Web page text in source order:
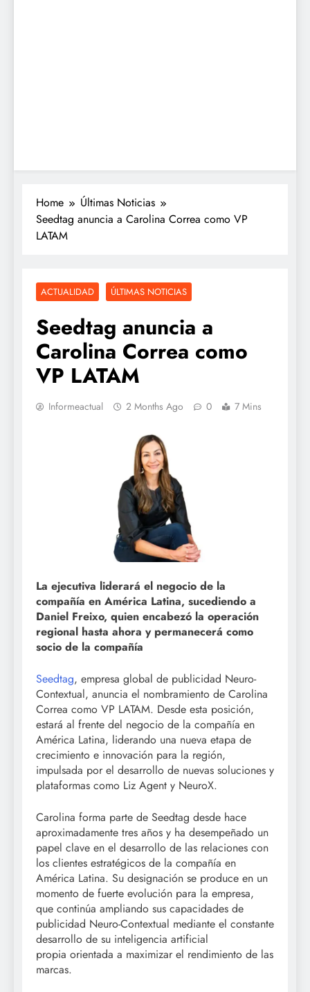
Home
Últimas Noticias
Seedtag anuncia a Carolina Correa como VP
LATAM
ACTUALIDAD ÚLTIMAS NOTICIAS
Seedtag anuncia a
Carolina Correa como
VP LATAM
Informeactual 2 Months Ago 0 7 Mins
La ejecutiva liderará el negocio de la
compañía en América Latina, sucediendo a
Daniel Freixo, quien encabezó la operación
regional hasta ahora y permanecerá como
socio de la compañía
Seedtag, empresa global de publicidad Neuro-
Contextual, anuncia el nombramiento de Carolina
Correa como VP LATAM. Desde esta posición,
estará al frente del negocio de la compañía en
América Latina, liderando una nueva etapa de
crecimiento e innovación para la región,
impulsada por el desarrollo de nuevas soluciones y
plataformas como Liz Agent y NeuroX.
Carolina forma parte de Seedtag desde hace
aproximadamente tres años y ha desempeñado un
papel clave en el desarrollo de las relaciones con
los clientes estratégicos de la compañía en
América Latina. Su designación se produce en un
momento de fuerte evolución para la empresa,
que continúa ampliando sus capacidades de
publicidad Neuro-Contextual mediante el constante
desarrollo de su inteligencia artificial
propia orientada a maximizar el rendimiento de las
marcas.